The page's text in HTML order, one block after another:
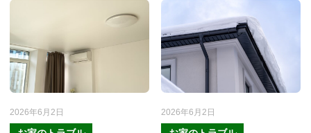
2026年6月2日 2026年6月2日